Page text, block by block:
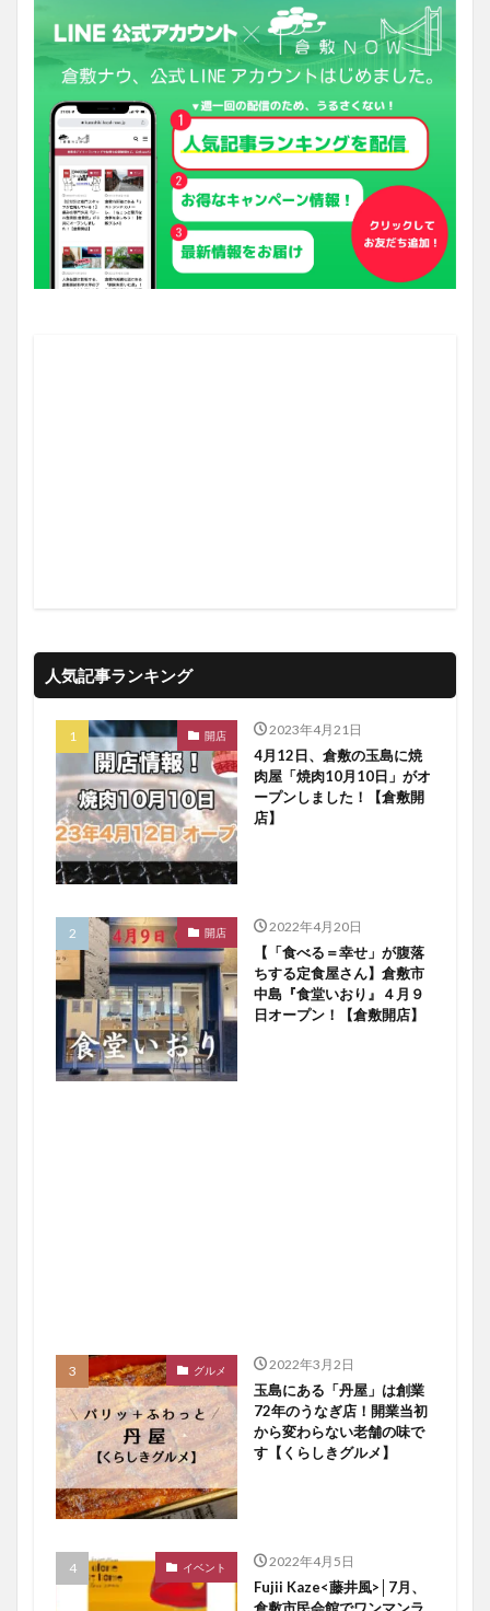
人気記事ランキング
開店 2023年4月21日
4月12日、倉敷の玉島に焼
肉屋「焼肉10月10日」がオ
ープンしました！【倉敷開
店】
開店 2022年4月20日
【「食べる＝幸せ」が腹落
ちする定食屋さん】倉敷市
中島『食堂いおり』４月９
日オープン！【倉敷開店】
グルメ 2022年3月2日
玉島にある「丹屋」は創業
72年のうなぎ店！開業当初
から変わらない老舗の味で
す【くらしきグルメ】
イベント 2022年4月5日
Fujii Kaze<藤井風>│7月、